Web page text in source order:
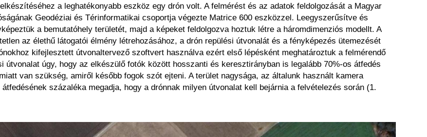
a leghatékonyabb eszköz egy drón volt. A felmérést és az adatok feldolgozását a Magyar
Geodéziai és Térinformatikai csoportja végezte Matrice 600 eszközzel. Leegyszerűsítve és
a bemutatóhely területét, majd a képeket feldolgozva hoztuk létre a háromdimenziós modellt. A
az élethű látogatói élmény létrehozásához, a drón repülési útvonalát és a fényképezés ütemezését
kifejlesztett útvonaltervező szoftvert használva ezért első lépésként meghatároztuk a felmérendő
úgy, hogy az elkészülő fotók között hosszanti és keresztirányban is legalább 70%-os átfedés
van szükség, amiről később fogok szót ejteni. A terület nagysága, az általunk használt kamera
százaléka megadja, hogy a drónnak milyen útvonalat kell bejárnia a felvételezés során (1.